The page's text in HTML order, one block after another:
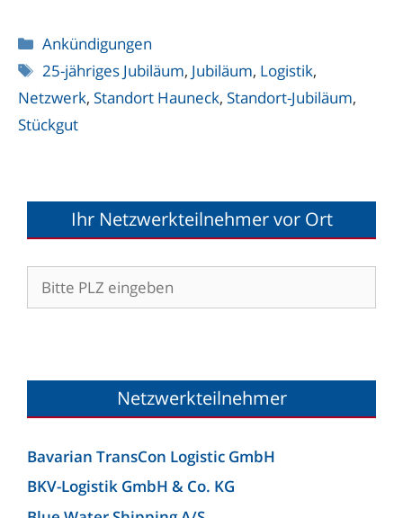
Kategorien
Ankündigungen
Schlagwörter
25-jähriges Jubiläum, Jubiläum, Logistik,
Netzwerk, Standort Hauneck, Standort-Jubiläum,
Stückgut
Ihr Netzwerkteilnehmer vor Ort
Netzwerkteilnehmer
Bavarian TransCon Logistic GmbH
BKV-Logistik GmbH & Co. KG